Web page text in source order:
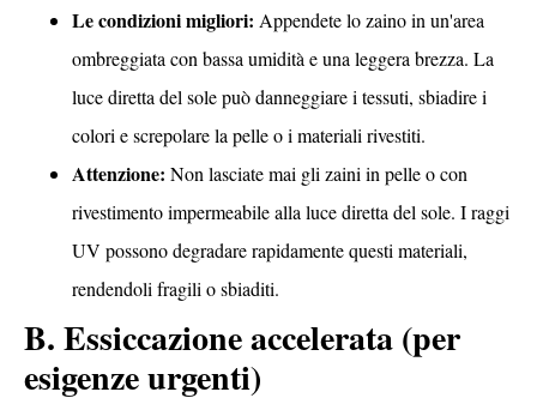
Le condizioni migliori: Appendete lo zaino in un'area
ombreggiata con bassa umidità e una leggera brezza. La
luce diretta del sole può danneggiare i tessuti, sbiadire i
colori e screpolare la pelle o i materiali rivestiti.
Attenzione: Non lasciate mai gli zaini in pelle o con
rivestimento impermeabile alla luce diretta del sole. I raggi
UV possono degradare rapidamente questi materiali,
rendendoli fragili o sbiaditi.
B. Essiccazione accelerata (per
esigenze urgenti)